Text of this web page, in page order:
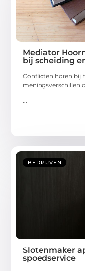
Mediator
bij scheiding
Conflicten horen bij
meningsverschillen
BEDRIJVEN
Slotenmaker
spoedservice